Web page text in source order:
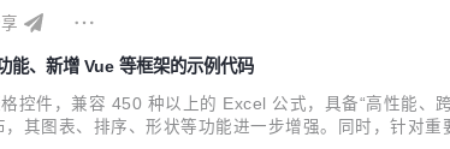
、新增 Vue 等框架的示例代码
控件，兼容 450 种以上的 Excel 公式，具备“高性能、
其图表、排序、形状等功能进一步增强。同时，针对